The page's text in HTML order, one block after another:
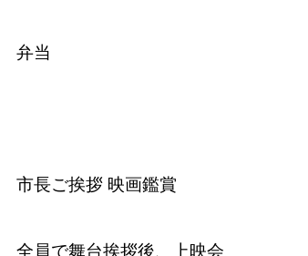
弁当
市⻑ご挨拶 映画鑑賞
全員で舞台挨拶後、上映会